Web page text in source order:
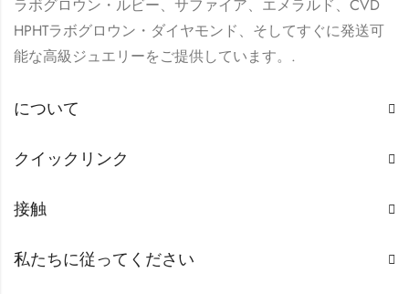
ラボグロウン・ルビー、サファイア、エメラルド、CVD
HPHTラボグロウン・ダイヤモンド、そしてすぐに発送可
能な高級ジュエリーをご提供しています。.
について
クイックリンク
接触
私たちに従ってください